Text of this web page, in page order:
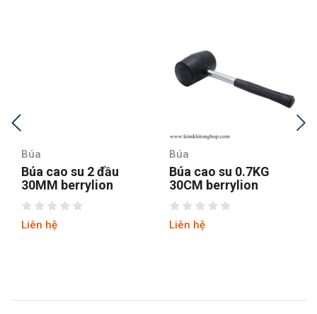
Búa
Búa cao su 2 đầu
30MM berrylion
Liên hệ
Búa
Búa cao su 0.7KG
30CM berrylion
Liên hệ